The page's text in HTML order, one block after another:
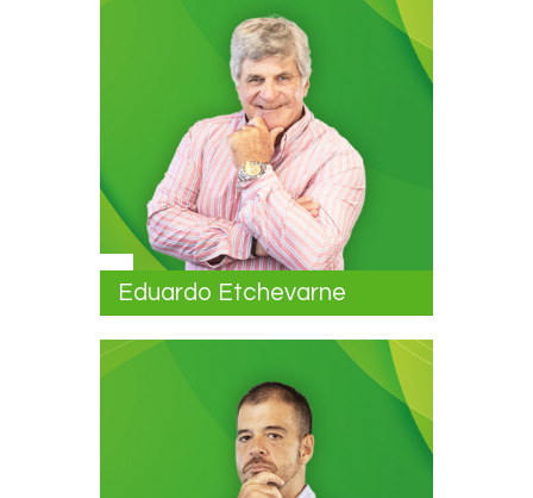
Eduardo Etchevarne